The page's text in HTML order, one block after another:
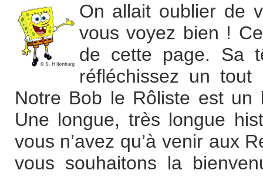
On allait oublier de
vous voyez bien !
de cette page. Sa
réfléchissez un
Notre Bob le Rôliste est
Une longue, très longue
vous n’avez qu’à venir aux
vous souhaitons la